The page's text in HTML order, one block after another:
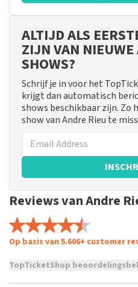
ALTIJD ALS
ZIJN VAN
SHOWS?
Schrijf je in voor het
krijgt dan automatisch
shows beschikbaar zijn. Zo
show van Andre Rieu te
Reviews van Andre
Op basis van 5.606+ customer
TopTicketShop